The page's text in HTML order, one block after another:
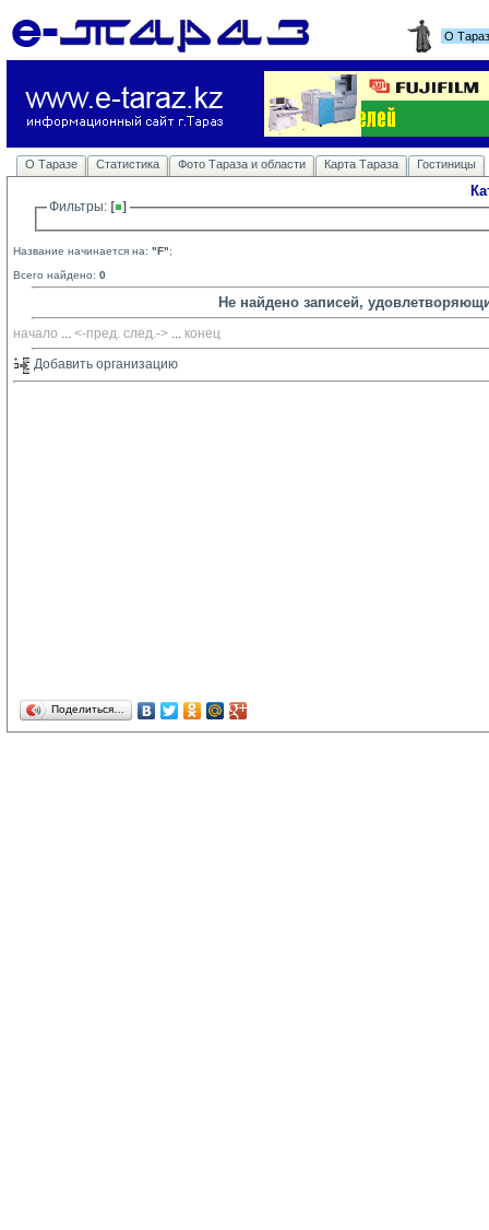
О
О Таразе Статистика Фото Тараза и области Карта Тараза Гостиницы
Фильтры:
Название начинается на: "F";
Всего найдено: 0
Не найдено записей,
начало ... <-пред. след.-> ... конец
Добавить организацию
Поделиться…